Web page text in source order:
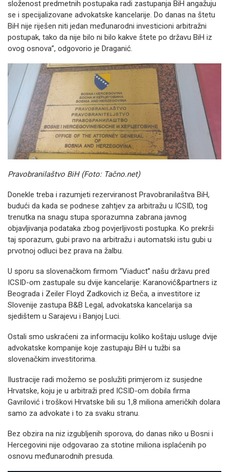
složenost predmetnih postupaka radi zastupanja BiH angažuju
se i specijalizovane advokatske kancelarije. Do danas na štetu
BiH nije riješen niti jedan međunarodni investicioni arbitražni
postupak, tako da nije bilo ni bilo kakve štete po državu BiH iz
ovog osnova”, odgovorio je Draganić.
Pravobranilaštvo BiH (Foto: Tačno.net)
Donekle treba i razumjeti rezerviranost Pravobranilaštva BiH,
budući da kada se podnese zahtjev za arbitražu u ICSID, tog
trenutka na snagu stupa sporazumna zabrana javnog
objavljivanja podataka zbog povjerljivosti postupka. Ko prekrši
taj sporazum, gubi pravo na arbitražu i automatski istu gubi u
prvotnoj odluci bez prava na žalbu.
U sporu sa slovenačkom firmom “Viaduct” našu državu pred
ICSID-om zastupale su dvije kancelarije: Karanović&partners iz
Beograda i Zeiler Floyd Zadkovich iz Beča, a investitore iz
Slovenije zastupa B&B Legal, advokatska kancelarija sa
sjedištem u Sarajevu i Banjoj Luci.
Ostali smo uskraćeni za informaciju koliko koštaju usluge dvije
advokatske kompanije koje zastupaju BiH u tužbi sa
slovenačkim investitorima.
Ilustracije radi možemo se poslužiti primjerom iz susjedne
Hrvatske, koju je u arbitraži pred ICSID-om dobila firma
Gavrilović i troškovi Hrvatske bili su 1,8 miliona američkih dolara
samo za advokate i to za svaku stranu.
Bez obzira na niz izgubljenih sporova, do danas niko u Bosni i
Hercegovini nije odgovarao za stotine miliona isplaćenih po
osnovu međunarodnih presuda.